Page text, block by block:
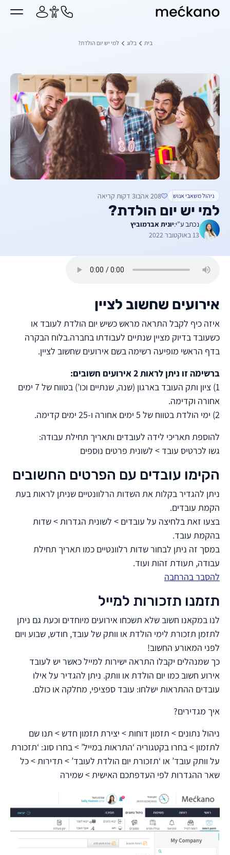
מרכזי
מקאנו
בית בלוג למי יש יום הולדת?
ניהול משאבי אנוש 208 אהבו 3 דקות קריאה
למי יש יום הולדת?
נכתב ע”י:יונית אברמוביץ
13 באוקטובר 2022
אירועים שחשוב לציין
איזה כיף לקבל התראה מראש כשיש יום הולדת לעובד או
כשעובד בדיוק מציין שנתיים לעבודתו בחברה.בלוח הבקרה
בדף הראשי מופיעה רשימה בשם אירועים שחשוב לציין.
ברשימה זו ניתן לראות 2 אירועים חשובים:
1) ציון ותק העובד בארגון (שנה, שנתיים וכו’) בטווח של 7 ימים
אחורה וקדימה.
2) ימי הולדת בטווח של 5 ימים אחורה ו-25 ימים קדימה.
להוספת תאריכי לידה לעובדים ותאריך תחילת עבודה:
גשו לכרטיס עובד > לשונית פרטים נוספים
הקימו עובדים עם הפרטים החשובים
ניתן להגדיר בקלות את השדות הרלוונטיים שניתן לראות בעת
הקמת עובדים.
בצעו זאת בלחיצה על עובדים > לשונית הגדרות > שדות
בהקמת עובד.
במסך זה ניתן לבחור שדות רלוונטיים כמו תאריך תחילת
עבודה, תעודת זהות ועוד.
להסבר בהרחבה
תזמנו תזכורות למייל
לנו במקאנו חשוב שלא תשכחו אירועים מיוחדים וכעת גם ניתן
לתזמן תזכורת לימי הולדת או וותק של עובד, חודש, שבוע ויום
לפני המאורע החשוב!
כך שמנהלים יקבלו התראה ישירות למייל כאשר יש לעובד
אירוע חשוב כמו יום הולדת או וותק. ניתן להגדיר על אילו
עובדים ההתראות ישלחו: עובד ספציפי, מחלקה או כולם.
איך מגדירים?
ניהול נתונים > תזמון דוחות > יצירת תזמון חדש > תנו שם
לתזמון > בחרו בקטגוריה ‘התראות במייל’ > בחרו סוג: ‘תזכורת
על וותק עובד’ או ‘תזכורת יום הולדת לעובד’ > תדירות > כל
שאר ההגדרות לפי העדפתכם האישית > שמירה